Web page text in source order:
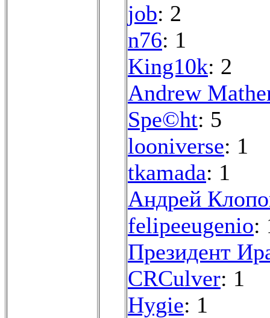
job: 2
n76: 1
King10k: 2
Andrew
Spe©ht: 5
looniverse: 1
tkamada: 1
Андрей
felipeeugenio:
Президент
CRCulver: 1
Hygie: 1